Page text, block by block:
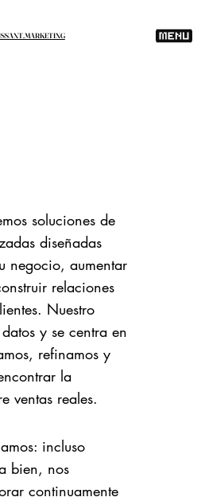
soluciones de
diseñadas
negocio, aumentar
relaciones
Nuestro
y se centra en
refinamos y
la
ventas reales.
incluso
bien, nos
continuamente